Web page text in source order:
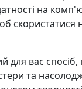
на
скористатися
вас спосіб,
та